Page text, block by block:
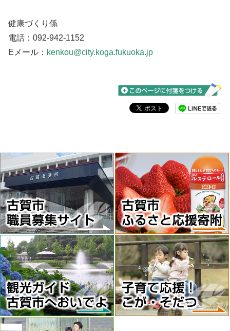
健康づくり係
電話：092-942-1152
Eメール： kenkou@city.koga.fukuoka.jp